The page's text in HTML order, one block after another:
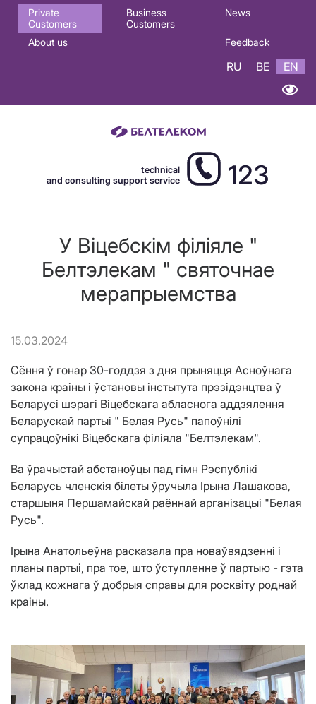
Основная
навигация
Private
Customers
Business
Customers
News
About us Feedback
RU BE EN
technical
and consulting support service
123
У Віцебскім філіяле "
Белтэлекам " святочнае
мерапрыемства
15.03.2024
Сёння ў гонар 30-годдзя з дня прыняцця Асноўнага
закона краіны і ўстановы інстытута прэзідэнцтва ў
Беларусі шэрагі Віцебскага абласнога аддзялення
Беларускай партыі " Белая Русь" папоўнілі
супрацоўнікі Віцебскага філіяла "Белтэлекам".
Ва ўрачыстай абстаноўцы пад гімн Рэспублікі
Беларусь членскія білеты ўручыла Ірына Лашакова,
старшыня Першамайскай раённай арганізацыі "Белая
Русь".
Ірына Анатольеўна расказала пра новаўвядзенні і
планы партыі, пра тое, што ўступленне ў партыю - гэта
ўклад кожнага ў добрыя справы для росквіту роднай
краіны.